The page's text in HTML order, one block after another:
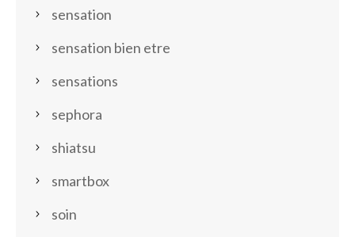
sensation
sensation bien etre
sensations
sephora
shiatsu
smartbox
soin